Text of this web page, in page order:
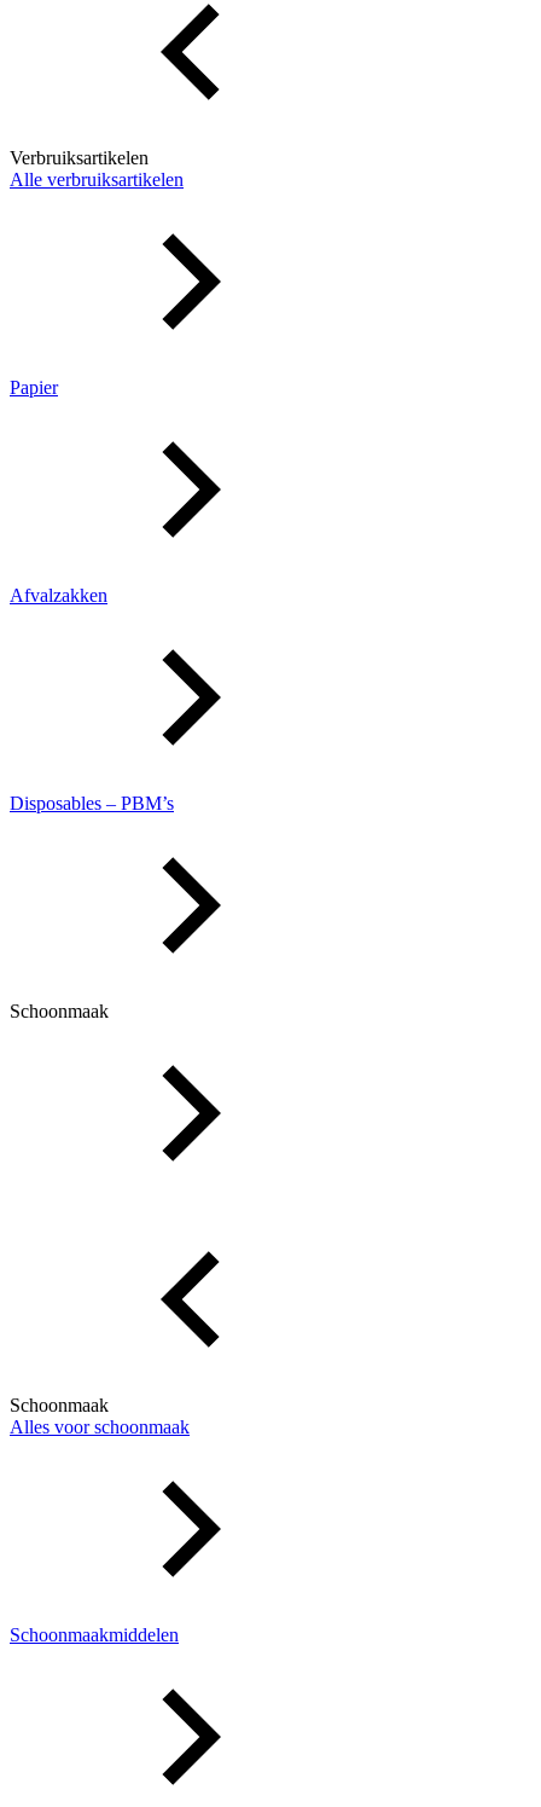
Verbruiksartikelen
Alle verbruiksartikelen
Papier
Afvalzakken
Disposables – PBM’s
Schoonmaak
Schoonmaak
Alles voor schoonmaak
Schoonmaakmiddelen